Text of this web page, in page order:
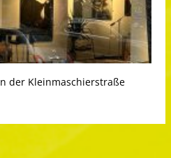
der Kleinmaschierstraße